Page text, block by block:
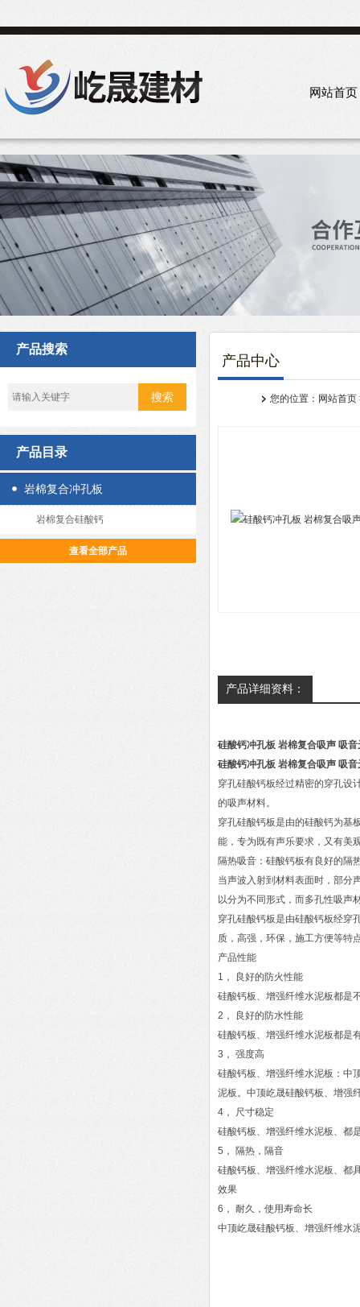
网站首页
产品搜索
产品目录
岩棉复合冲孔板
岩棉复合硅酸钙
查看全部产品
产品中心
您的位置： 网站首页
产品详细资料：
硅酸钙冲孔板 岩棉复合吸声 吸音
硅酸钙冲孔板 岩棉复合吸声 吸音
穿孔硅酸钙板经过精密的穿孔设
的吸声材料。
穿孔硅酸钙板是由的硅酸钙为基
能，专为既有声乐要求，又有美
隔热吸音：硅酸钙板有良好的隔
当声波入射到材料表面时，部分
以分为不同形式，而多孔性吸声
穿孔硅酸钙板是由硅酸钙板经穿
质，高强，环保，施工方便等特
产品性能
1， 良好的防火性能
硅酸钙板、增强纤维水泥板都
2， 良好的防水性能
硅酸钙板、增强纤维水泥板都
3， 强度高
硅酸钙板、增强纤维水泥板：中
泥板。中顶屹晟硅酸钙板、增
4， 尺寸稳定
硅酸钙板、增强纤维水泥板、
5， 隔热，隔音
硅酸钙板、增强纤维水泥板、都
效果
6， 耐久，使用寿命长
中顶屹晟硅酸钙板、增强纤维水